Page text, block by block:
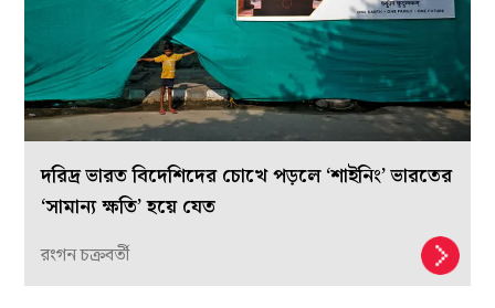
দরিদ্র ভারত বিদেশিদের চোখে পড়লে ‘শাইনিং’ ভারতের
‘সামান্য ক্ষতি’ হয়ে যেত
রংগন চক্রবর্তী